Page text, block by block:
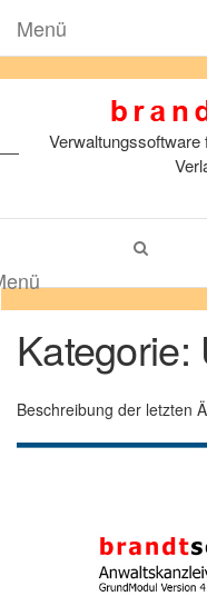
Menü
Kategorie:
Beschreibung der letzten